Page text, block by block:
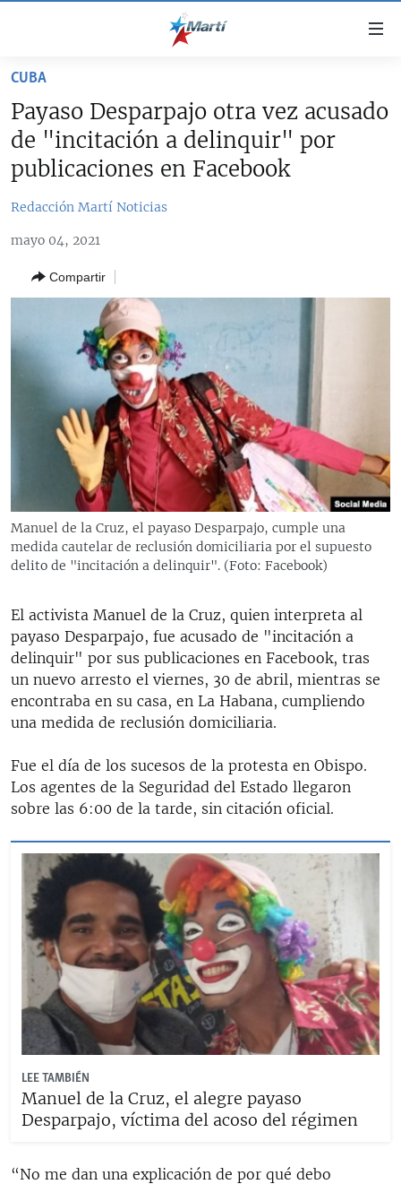
accesibilidad
contenido
principal
navegación
principal
búsqueda
CUBA
CUBA
SOBRE CUBA
ESTADOS UNIDOS
DEPORTES
ARTE Y ENTRETENIMIENTO
OPINIÓN GRÁFICA
AUDIOVISUALES MARTÍ
RADIO MARTÍ
ESPECIALES
ESPECIALES
LA REALIDAD DE LA VIVIENDA EN CUBA
SER VIEJO EN CUBA
LOS SANTOS DE HIALEAH
DESINFORMACIÓN RUSA EN AMÉRICA LATINA
LA INVASIÓN DE RUSIA A UCRANIA
MULTIMEDIA
EDITORIALES
SÍGUENOS
CUBA
Payaso Desparpajo otra vez acusado
de "incitación a delinquir" por
publicaciones en Facebook
Redacción Martí Noticias
mayo 04, 2021
Compartir
Manuel de la Cruz, el payaso Desparpajo, cumple una
medida cautelar de reclusión domiciliaria por el supuesto
delito de "incitación a delinquir". (Foto: Facebook)
El activista Manuel de la Cruz, quien interpreta al
payaso Desparpajo, fue acusado de "incitación a
delinquir" por sus publicaciones en Facebook, tras
un nuevo arresto el viernes, 30 de abril, mientras se
encontraba en su casa, en La Habana, cumpliendo
una medida de reclusión domiciliaria.
Fue el día de los sucesos de la protesta en Obispo.
Los agentes de la Seguridad del Estado llegaron
sobre las 6:00 de la tarde, sin citación oficial.
LEE TAMBIÉN
Manuel de la Cruz, el alegre payaso
Desparpajo, víctima del acoso del régimen
“No me dan una explicación de por qué debo